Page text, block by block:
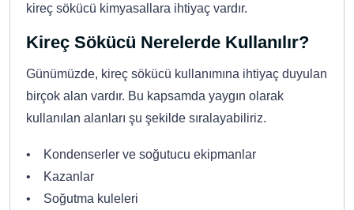
kireç sökücü kimyasallara ihtiyaç vardır.
Kireç Sökücü Nerelerde Kullanılır?
Günümüzde, kireç sökücü kullanımına ihtiyaç duyulan
birçok alan vardır. Bu kapsamda yaygın olarak
kullanılan alanları şu şekilde sıralayabiliriz.
• Kondenserler ve soğutucu ekipmanlar
• Kazanlar
• Soğutma kuleleri